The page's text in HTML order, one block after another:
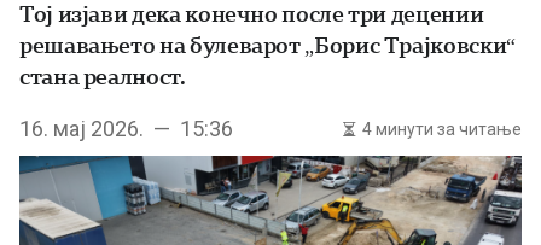
Тој изјави дека конечно после три децении
решавањето на булеварот „Борис Трајковски“
стана реалност.
16. мај 2026. — 15:36 4 минути за читање